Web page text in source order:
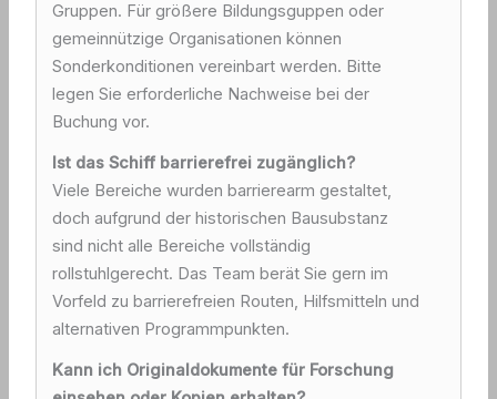
Gruppen. Für größere Bildungsguppen oder
gemeinnützige Organisationen können
Sonderkonditionen vereinbart werden. Bitte
legen Sie erforderliche Nachweise bei der
Buchung vor.
Ist das Schiff barrierefrei zugänglich?
Viele Bereiche wurden barrierearm gestaltet,
doch aufgrund der historischen Bausubstanz
sind nicht alle Bereiche vollständig
rollstuhlgerecht. Das Team berät Sie gern im
Vorfeld zu barrierefreien Routen, Hilfsmitteln und
alternativen Programmpunkten.
Kann ich Originaldokumente für Forschung